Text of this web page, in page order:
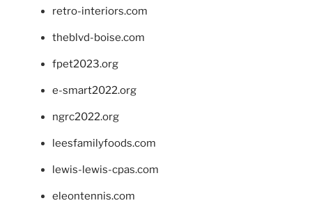
retro-interiors.com
theblvd-boise.com
fpet2023.org
e-smart2022.org
ngrc2022.org
leesfamilyfoods.com
lewis-lewis-cpas.com
eleontennis.com